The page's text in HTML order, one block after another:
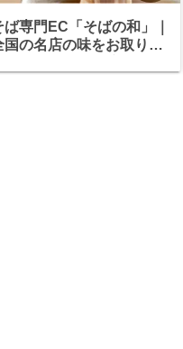
ば専門EC「そばの和」｜
国の名店の味をお取り寄